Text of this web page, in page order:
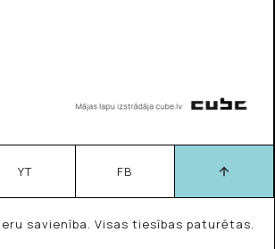
savienība. Visas tiesības paturētas.
YT FB